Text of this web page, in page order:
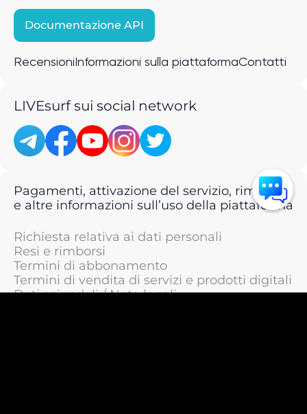
Documentazione API
Recensioni Informazioni sulla piattaformaContatti
LIVEsurf sui social network
Pagamenti, attivazione del servizio, rimborsi
e altre informazioni sull’uso della piattaforma
Richiesta relativa ai dati personali
Resi e rimborsi
Termini di abbonamento
Termini di vendita di servizi e prodotti digitali
Dati aziendali / Note legali